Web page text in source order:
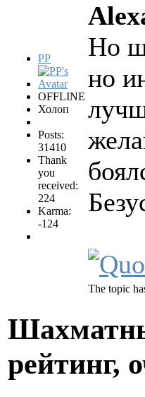
PP
OFFLINE
Холоп
Posts:
31410
Thank
you
received:
224
Karma:
-124
Но
но
The topic
рейтинг,